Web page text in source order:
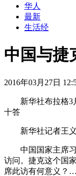
华人
最新
生活经
中国与捷
2016年03月27日
新华社布拉格3月
十答
新华社记者王义
中国国家主席习
访问。捷克这个国
席此访有何意义